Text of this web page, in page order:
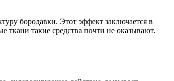
бородавки. Этот эффект заключается в
ткани такие средства почти не оказывают.